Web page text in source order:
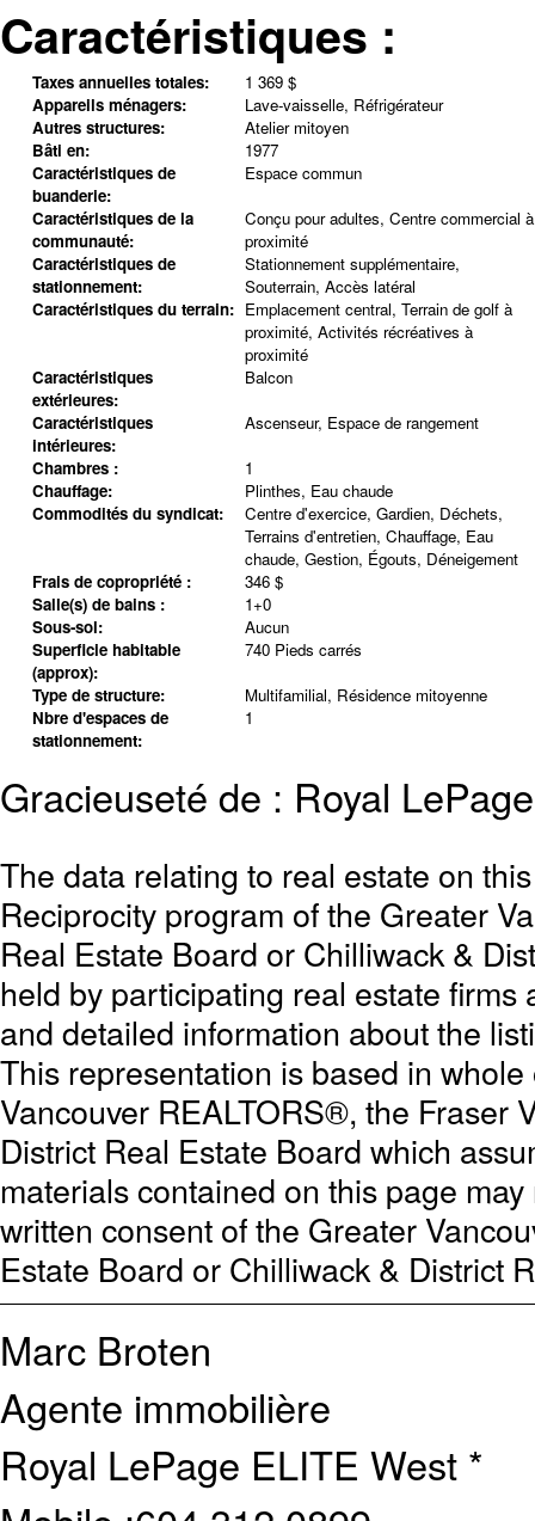
Caractéristiques :
Taxes annuelles totales:
1 369 $
Appareils ménagers:
Lave-vaisselle, Réfrigérateur
Autres structures:
Atelier mitoyen
Bâti en:
1977
Caractéristiques de
buanderie:
Espace commun
Caractéristiques de la
communauté:
Conçu pour adultes, Centre commercial à
proximité
Caractéristiques de
stationnement:
Stationnement supplémentaire,
Souterrain, Accès latéral
Caractéristiques du terrain: Emplacement central, Terrain de golf à
proximité, Activités récréatives à
proximité
Caractéristiques
extérieures:
Balcon
Caractéristiques
intérieures:
Ascenseur, Espace de rangement
Chambres :
1
Chauffage:
Plinthes, Eau chaude
Commodités du syndicat:
Centre d'exercice, Gardien, Déchets,
Terrains d'entretien, Chauffage, Eau
chaude, Gestion, Égouts, Déneigement
Frais de copropriété :
346 $
Salle(s) de bains :
1+0
Sous-sol:
Aucun
Superficie habitable
(approx):
740 Pieds carrés
Type de structure:
Multifamilial, Résidence mitoyenne
Nbre d'espaces de
stationnement:
1
Gracieuseté de : Royal
The data relating to real estate on
Reciprocity program of the Greater
Real Estate Board or Chilliwack &
held by participating real estate
and detailed information about the
This representation is based in
Vancouver REALTORS®, the Fraser
District Real Estate Board which
materials contained on this page
written consent of the Greater
Estate Board or Chilliwack & District
Marc Broten
Agente immobilière
Royal LePage ELITE West *